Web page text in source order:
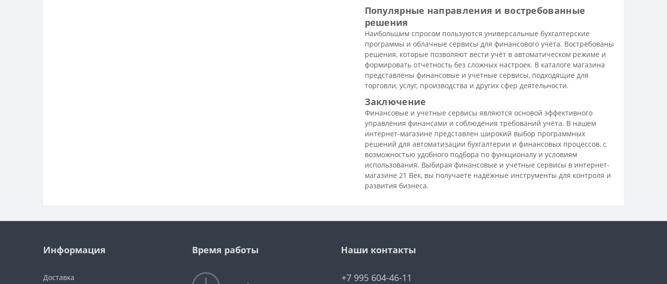
Популярные направления и востребованные
решения
Наибольшим спросом пользуются универсальные бухгалтерские
программы и облачные сервисы для финансового учёта. Востребованы
решения, которые позволяют вести учёт в автоматическом режиме и
формировать отчётность без сложных настроек. В каталоге магазина
представлены финансовые и учетные сервисы, подходящие для
торговли, услуг, производства и других сфер деятельности.
Заключение
Финансовые и учетные сервисы являются основой эффективного
управления финансами и соблюдения требований учёта. В нашем
интернет-магазине представлен широкий выбор программных
решений для автоматизации бухгалтерии и финансовых процессов, с
возможностью удобного подбора по функционалу и условиям
использования. Выбирая финансовые и учетные сервисы в интернет-
магазине 21 Век, вы получаете надёжные инструменты для контроля и
развития бизнеса.
Информация
Доставка
Время работы Наши контакты
+7 995 604-46-11